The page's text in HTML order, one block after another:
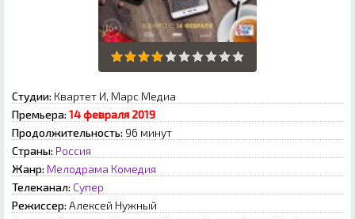
Студии: Квартет И, Марс Медиа
Премьера: 14 февраля 2019
Продолжительность: 96 минут
Страны: Россия
Жанр: Мелодрама Комедия
Телеканал: Супер
Режиссер: Алексей Нужный